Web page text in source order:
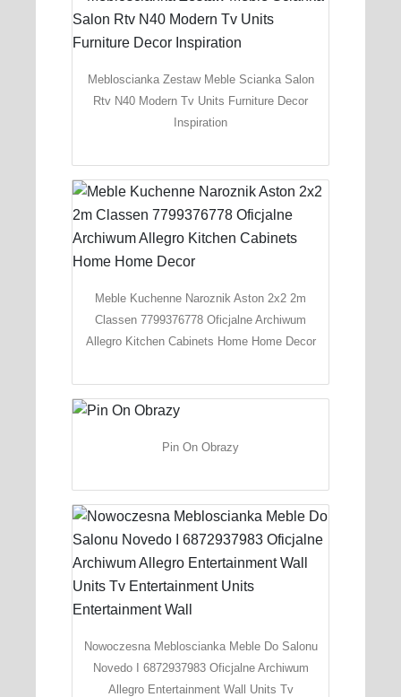
Mebloscianka Zestaw Meble Scianka Salon
Rtv N40 Modern Tv Units Furniture Decor
Inspiration
Meble Kuchenne Naroznik Aston 2x2 2m
Classen 7799376778 Oficjalne Archiwum
Allegro Kitchen Cabinets Home Home Decor
Pin On Obrazy
Nowoczesna Mebloscianka Meble Do Salonu
Novedo I 6872937983 Oficjalne Archiwum
Allegro Entertainment Wall Units Tv